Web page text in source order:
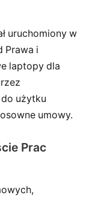
uruchomiony w
Prawa i
laptopy dla
użytku
umowy.
Prac